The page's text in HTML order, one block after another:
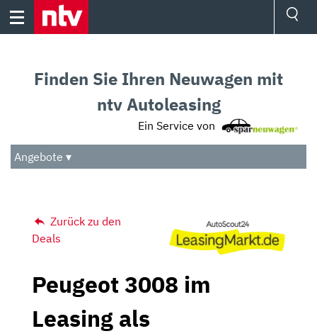
Skip
Audio
Das Beste
Finden Sie Ihren Neuwagen mit
ntv Autoleasing
Ein Service von
Angebote ▾
Zurück zu den
Deals
Peugeot 3008 im
Leasing als